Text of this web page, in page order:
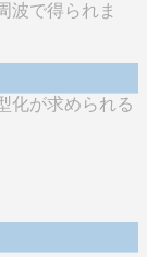
波で得られま
化が求められる